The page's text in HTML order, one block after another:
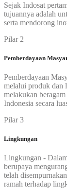
Sejak Indosat
tujuannya adalah
serta mendorong
Pilar 2
Pemberdayaan
Pemberdayaan
melalui produk dan
melakukan
Indonesia secara
Pilar 3
Lingkungan
Lingkungan -
berupaya
telah
ramah terhadap